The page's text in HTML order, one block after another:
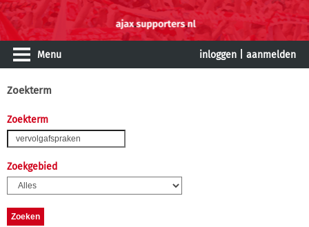
Menu inloggen aanmelden
Zoekterm
Zoekterm
Zoekgebied